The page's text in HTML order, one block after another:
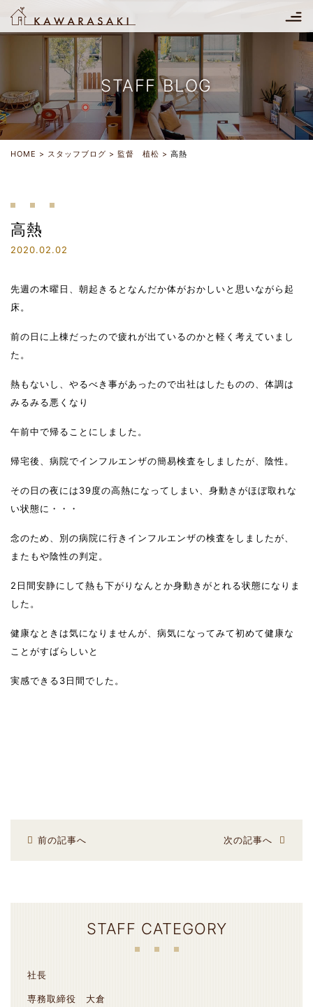
STAFF BLOG
HOME スタッフブログ 監督 植松 高熱
高熱
2020.02.02
先週の木曜日、朝起きるとなんだか体がおかしいと思いながら起
床。
前の日に上棟だったので疲れが出ているのかと軽く考えていまし
た。
熱もないし、やるべき事があったので出社はしたものの、体調は
みるみる悪くなり
午前中で帰ることにしました。
帰宅後、病院でインフルエンザの簡易検査をしましたが、陰性。
その日の夜には39度の高熱になってしまい、身動きがほぼ取れな
い状態に・・・
念のため、別の病院に行きインフルエンザの検査をしましたが、
またもや陰性の判定。
2日間安静にして熱も下がりなんとか身動きがとれる状態になりま
した。
健康なときは気になりませんが、病気になってみて初めて健康な
ことがすばらしいと
実感できる3日間でした。
前の記事へ 次の記事へ
STAFF CATEGORY
社長
専務取締役 大倉